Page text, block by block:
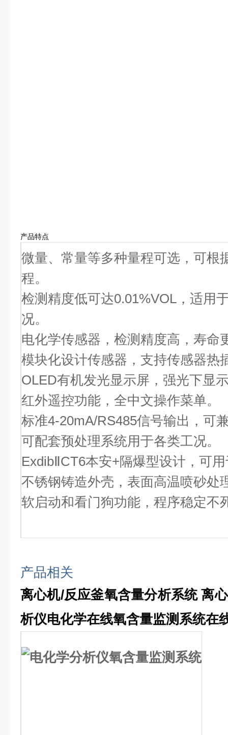
产品特点
微量、常量等多种量程可选，可根
程。
检测精度低可达0.01%VOL，适用
况。
电化学传感器，检测精度高，寿命
模块化设计传感器，支持传感器热
OLED有机发光显示屏，强光下显
红外遥控功能，全中文操作菜单。
标准4-20mA/RS485信号输出，可
可配套预处理系统用于各类工况。
ExdibⅡCT6本安+隔爆型设计，可
不锈钢铸造外壳，表面高温喷砂处
软启动和看门狗功能，程序稳定不
产品相关
离心机/反应釜氧含量分析系统 离
析仪电化学在线氧含量监测系统在